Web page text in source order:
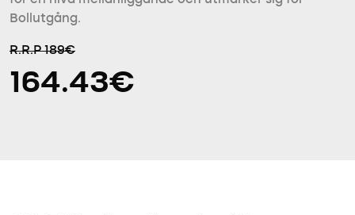
Bollutgång.
R.R.P 189€
164.43€